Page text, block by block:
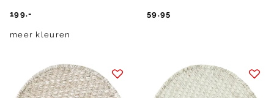
199.-
meer kleuren
59.95